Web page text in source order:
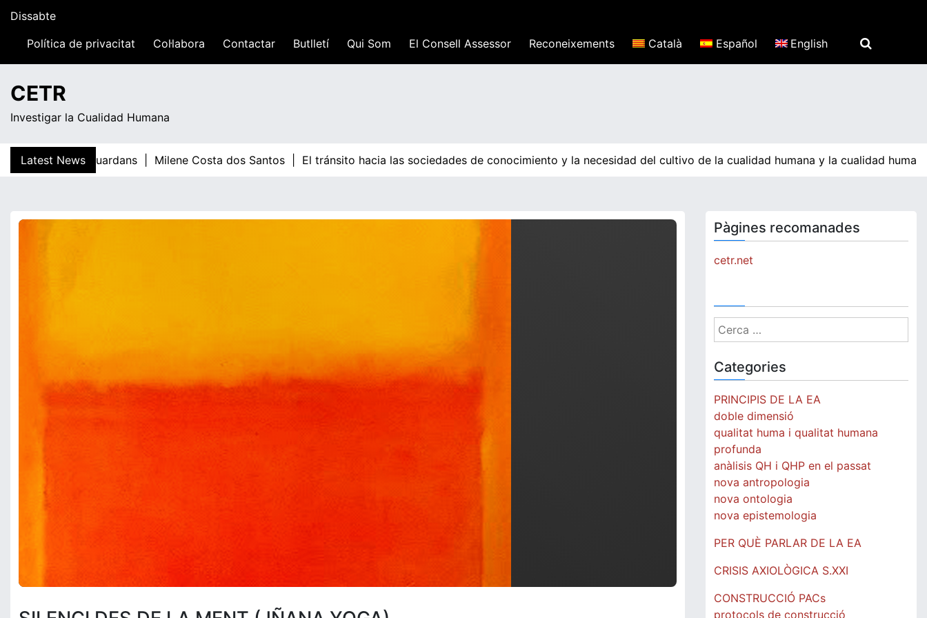
content
Dissabte
20:53Política de privacitat Col·labora Contactar Butlletí Qui Som El Consell Assessor Reconeixements Català Español English
CETR
Investigar la Cualidad Humana
Latest News
Teresa Guardans |Milene Costa dos Santos |El tránsito hacia las sociedades de conocimiento y la necesidad del cultivo de la cualidad humana y la cualidad
Pàgines recomanades
cetr.net
Cerca:
Categories
PRINCIPIS DE LA EA
doble dimensió
qualitat huma i qualitat humana
profunda
anàlisis QH i QHP en el passat
nova antropologia
nova ontologia
nova epistemologia
PER QUÈ PARLAR DE LA EA
CRISIS AXIOLÒGICA S.XXI
CONSTRUCCIÓ PACs
protocols de construcció